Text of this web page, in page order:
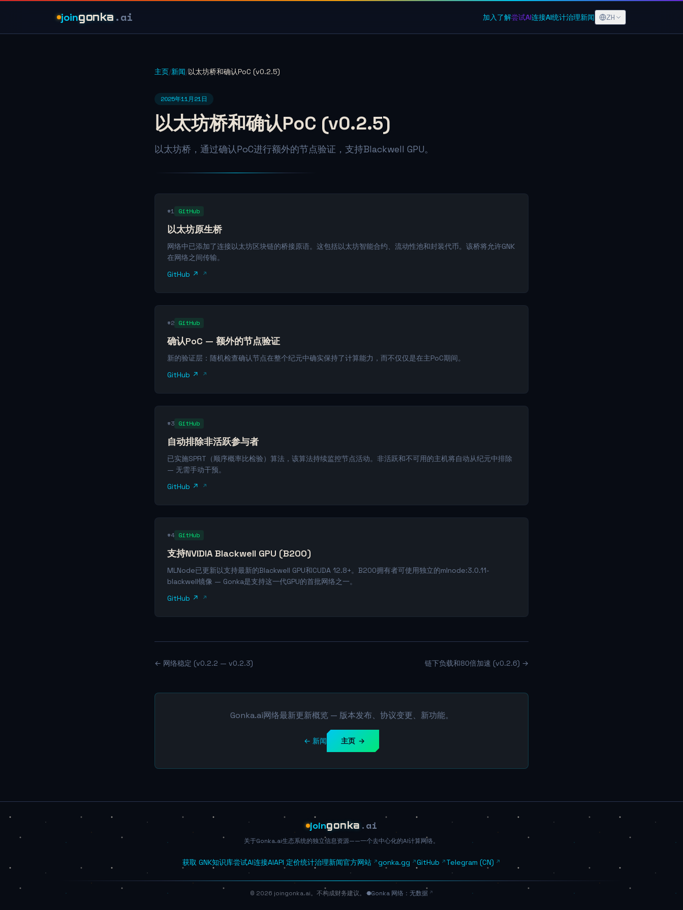
joingonka .ai 加入了解尝试AI连接AI统计治理新闻 ZH
主页/新闻/以太坊桥和确认PoC (v0.2.5)
2025年11月21日
以太坊桥和确认PoC (v0.2.5)
以太坊桥，通过确认PoC进行额外的节点验证，支持Blackwell GPU。
#1 GitHub
以太坊原生桥
网络中已添加了连接以太坊区块链的桥接原语。这包括以太坊智能合约、流动性池和封装代币。该桥将允许GNK
在网络之间传输。
GitHub ↗
#2 GitHub
确认PoC — 额外的节点验证
新的验证层：随机检查确认节点在整个纪元中确实保持了计算能力，而不仅仅是在主PoC期间。
GitHub ↗
#3 GitHub
自动排除非活跃参与者
已实施SPRT（顺序概率比检验）算法，该算法持续监控节点活动。非活跃和不可用的主机将自动从纪元中排除
— 无需手动干预。
GitHub ↗
#4 GitHub
支持NVIDIA Blackwell GPU (B200)
MLNode已更新以支持最新的Blackwell GPU和CUDA 12.8+。B200拥有者可使用独立的mlnode:3.0.11-
blackwell镜像 — Gonka是支持这一代GPU的首批网络之一。
GitHub ↗
← 网络稳定 (v0.2.2 — v0.2.3) 链下负载和80倍加速 (v0.2.6) →
Gonka.ai网络最新更新概览 — 版本发布、协议变更、新功能。
← 新闻 主页 →
joingonka .ai
关于Gonka.ai生态系统的独立信息资源——一个去中心化的AI计算网络。
获取 GNK知识库尝试AI连接AIAPI 定价统计治理新闻官方网站 gonka.gg GitHub Telegram (CN)
© 2026 joingonka.ai。不构成财务建议。 · Gonka 网络：无数据